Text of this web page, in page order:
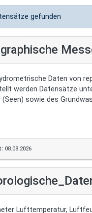
gefunden
Daten von
werden Datensätze
08.08.2026
Lufttemperatur,